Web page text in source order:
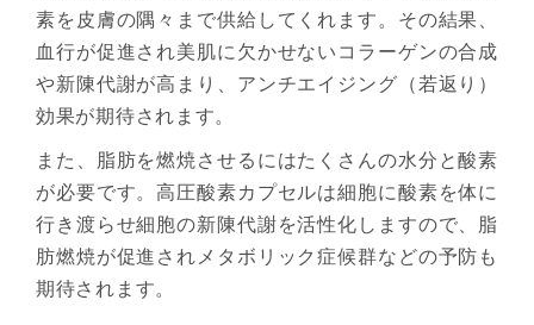
素を皮膚の隅々まで供給してくれます。その結果、
血行が促進され美肌に欠かせないコラーゲンの合成
や新陳代謝が高まり、アンチエイジング（若返り）
効果が期待されます。
また、脂肪を燃焼させるにはたくさんの水分と酸素
が必要です。高圧酸素カプセルは細胞に酸素を体に
行き渡らせ細胞の新陳代謝を活性化しますので、脂
肪燃焼が促進されメタボリック症候群などの予防も
期待されます。